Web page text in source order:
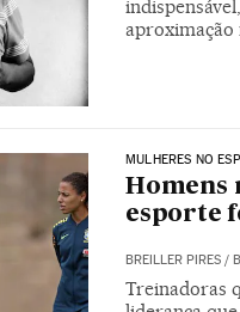
aproximação
MULHERES NO
Homens
esporte
BREILLER PIRES/
Treinadoras